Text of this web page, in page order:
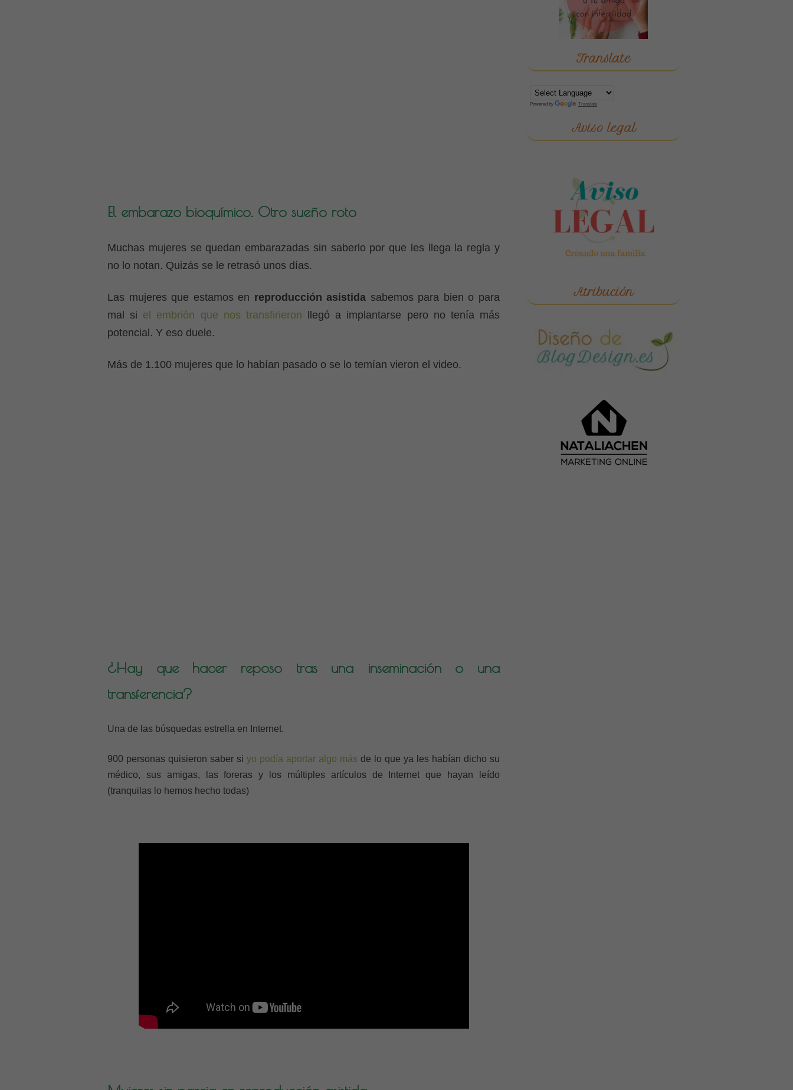
El embarazo bioquímico. Otro sueño roto
Muchas mujeres se quedan embarazadas sin saberlo por que les llega la regla y
no lo notan. Quizás se le retrasó unos días.
Las mujeres que estamos en reproducción asistida sabemos para bien o para
mal si el embrión que nos transfirieron llegó a implantarse pero no tenía más
potencial. Y eso duele.
Más de 1.100 mujeres que lo habían pasado o se lo temían vieron el video.
¿Hay que hacer reposo tras una inseminación o una
transferencia?
Una de las búsquedas estrella en Internet.
900 personas quisieron saber si yo podía aportar algo más de lo que ya les habían dicho su
médico, sus amigas, las foreras y los múltiples artículos de Internet que hayan leído
(tranquilas lo hemos hecho todas)
Translate
Powered by Translate
Aviso legal
Atribución